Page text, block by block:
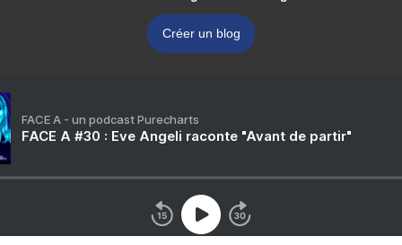
Créer un blog
FACE A - un podcast Purecharts
FACE A #30 : Eve Angeli raconte "Avant de partir"